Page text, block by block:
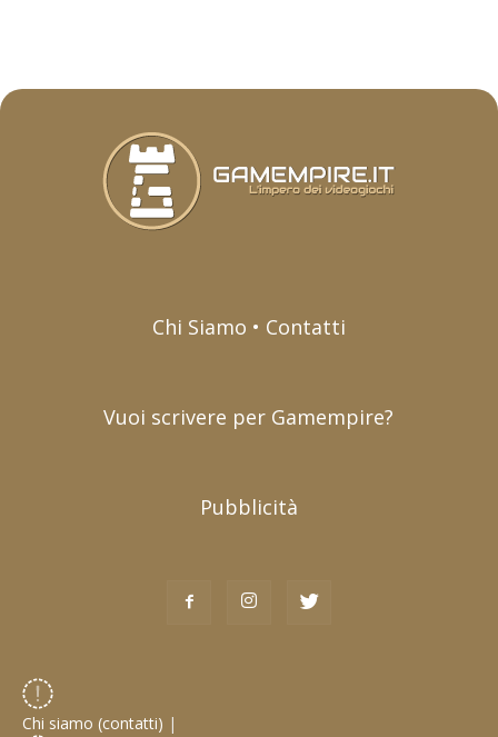
Chi Siamo • Contatti
Vuoi scrivere per Gamempire?
Pubblicità
Chi siamo (contatti) |